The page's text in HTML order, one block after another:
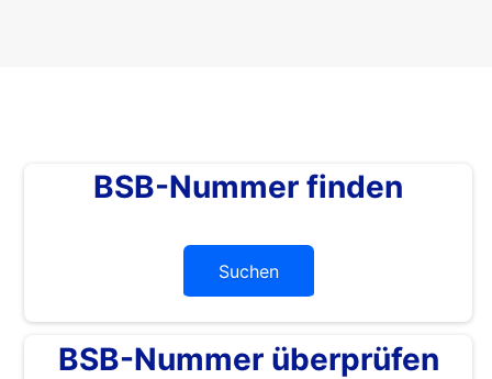
BSB-Nummer finden
Suchen
BSB-Nummer überprüfen